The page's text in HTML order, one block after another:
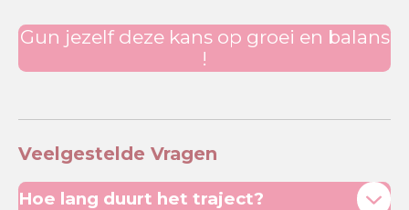
Gun jezelf deze kans op groei en balans
!
Veelgestelde Vragen
Hoe lang duurt het traject?